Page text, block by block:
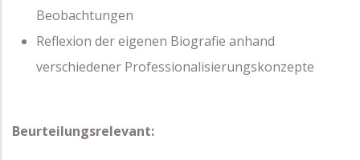
Beobachtungen
Reflexion der eigenen Biografie anhand
verschiedener Professionalisierungskonzepte
Beurteilungsrelevant: